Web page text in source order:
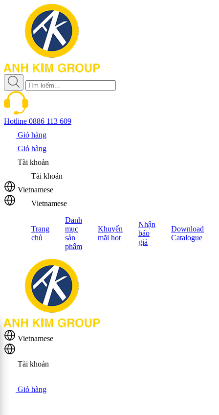
Hotline 0886 113 609
Giỏ hàng
Giỏ hàng
Tài khoản
Tài khoản
Vietnamese
Vietnamese
Trang
chủ
Danh
mục
sản
phẩm
Khuyến
mãi hot
Nhận
báo
giá
Download
Catalogue
Vietnamese
Tài khoản
Giỏ hàng